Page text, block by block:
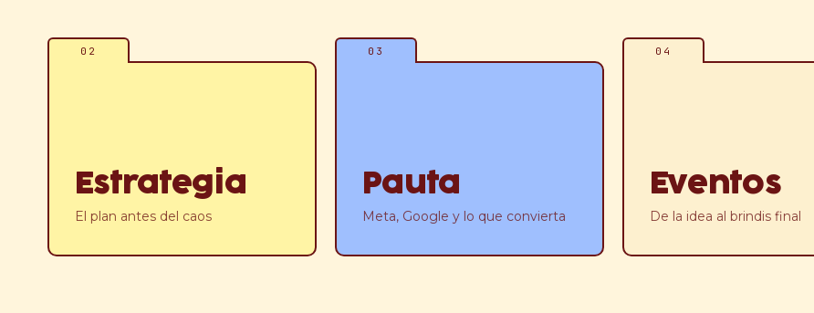
02
Estrategia
El plan antes del caos
03
Pauta
Meta, Google y lo que convierta
04
Eventos
De la idea al brindis final